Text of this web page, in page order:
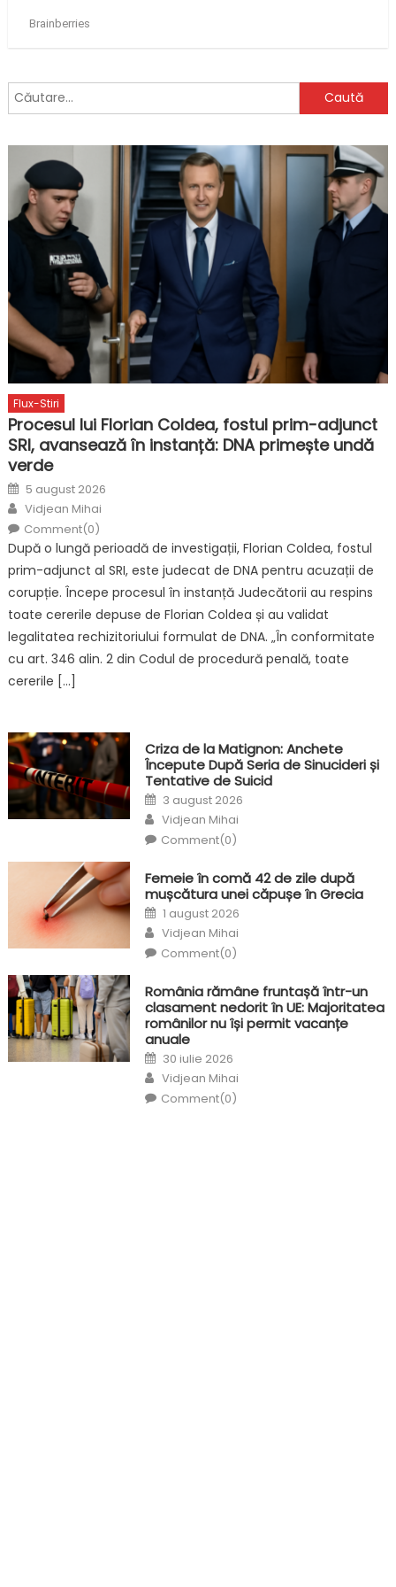
Caută
după:
Flux-Stiri
Procesul lui Florian Coldea, fostul prim-adjunct
SRI, avansează în instanță: DNA primește undă
verde
Posted
on
5 august 2026
Author
Vidjean Mihai
Comment(0)
După o lungă perioadă de investigații, Florian Coldea, fostul
prim-adjunct al SRI, este judecat de DNA pentru acuzații de
corupție. Începe procesul în instanță Judecătorii au respins
toate cererile depuse de Florian Coldea și au validat
legalitatea rechizitoriului formulat de DNA. „În conformitate
cu art. 346 alin. 2 din Codul de procedură penală, toate
cererile […]
Criza de la Matignon: Anchete
Începute După Seria de Sinucideri și
Tentative de Suicid
Posted
on
3 august 2026
Author
Vidjean Mihai
Comment(0)
Femeie în comă 42 de zile după
mușcătura unei căpușe în Grecia
Posted
on
1 august 2026
Author
Vidjean Mihai
Comment(0)
România rămâne fruntașă într-un
clasament nedorit în UE: Majoritatea
românilor nu își permit vacanțe
anuale
Posted
on
30 iulie 2026
Author
Vidjean Mihai
Comment(0)